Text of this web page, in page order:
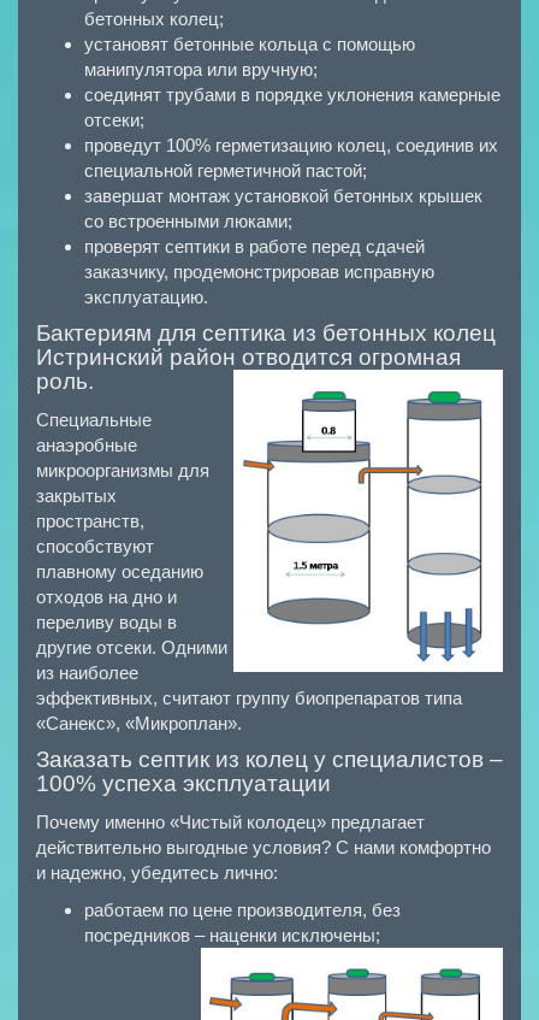
бетонных колец;
установят бетонные кольца с помощью
манипулятора или вручную;
соединят трубами в порядке уклонения камерные
отсеки;
проведут 100% герметизацию колец, соединив их
специальной герметичной пастой;
завершат монтаж установкой бетонных крышек
со встроенными люками;
проверят септики в работе перед сдачей
заказчику, продемонстрировав исправную
эксплуатацию.
Бактериям для септика из бетонных колец
Истринский район отводится огромная
роль.
Специальные
анаэробные
микроорганизмы для
закрытых
пространств,
способствуют
плавному оседанию
отходов на дно и
переливу воды в
другие отсеки. Одними
из наиболее
эффективных, считают группу биопрепаратов типа
«Санекс», «Микроплaн».
Заказать септик из колец у специалистов –
100% успеха эксплуатации
Почему именно «Чистый колодец» предлагает
действительно выгодные условия? С нами комфортно
и надежно, убедитесь лично:
работаем по цене производителя, без
посредников – наценки исключены;